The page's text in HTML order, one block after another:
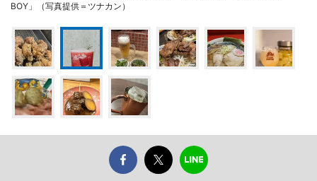
BOY」（写真提供＝ツナカン）